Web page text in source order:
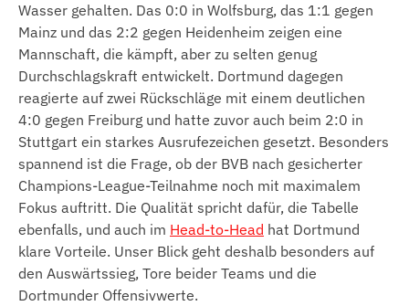
Wasser gehalten. Das 0:0 in Wolfsburg, das 1:1 gegen
Mainz und das 2:2 gegen Heidenheim zeigen eine
Mannschaft, die kämpft, aber zu selten genug
Durchschlagskraft entwickelt. Dortmund dagegen
reagierte auf zwei Rückschläge mit einem deutlichen
4:0 gegen Freiburg und hatte zuvor auch beim 2:0 in
Stuttgart ein starkes Ausrufezeichen gesetzt. Besonders
spannend ist die Frage, ob der BVB nach gesicherter
Champions-League-Teilnahme noch mit maximalem
Fokus auftritt. Die Qualität spricht dafür, die Tabelle
ebenfalls, und auch im Head-to-Head hat Dortmund
klare Vorteile. Unser Blick geht deshalb besonders auf
den Auswärtssieg, Tore beider Teams und die
Dortmunder Offensivwerte.